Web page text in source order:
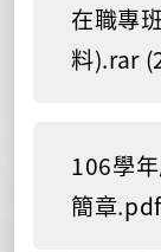
在職專
料).rar
106學
簡章